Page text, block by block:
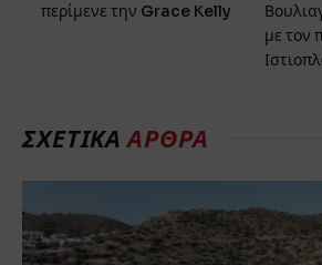
περίμενε την Grace Kelly
με τον
ΣΧΕΤΙΚΑΑΡΘΡΑ